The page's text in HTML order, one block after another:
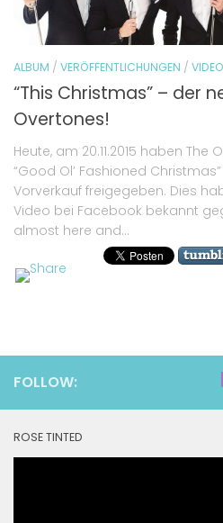
ALBUM / VERÖFFENTLICHUNGEN /
“This Christmas” – der
Overtones!
Heute, am 20.11.2015 haben
“Good Ol’ Fashioned
Vorverkauf freigegeben. Dies
Video bei Facebook bekannt
almost here and...
FOLLOW:
ROSE TINTED